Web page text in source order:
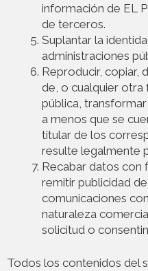
información de EL
de terceros.
Suplantar la
administraciones
Reproducir, copiar,
de, o cualquier otra
pública,
a menos que se
titular de los
resulte legalmente
Recabar datos con
remitir publicidad
comunicaciones
naturaleza
solicitud o
Todos los contenidos del